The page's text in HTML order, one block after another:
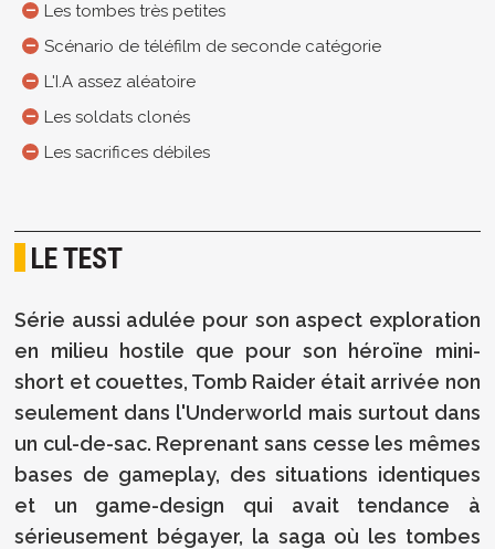
Les tombes très petites
Scénario de téléfilm de seconde catégorie
L'I.A assez aléatoire
Les soldats clonés
Les sacrifices débiles
LE TEST
Série aussi adulée pour son aspect exploration
en milieu hostile que pour son héroïne mini-
short et couettes, Tomb Raider était arrivée non
seulement dans l'Underworld mais surtout dans
un cul-de-sac. Reprenant sans cesse les mêmes
bases de gameplay, des situations identiques
et un game-design qui avait tendance à
sérieusement bégayer, la saga où les tombes